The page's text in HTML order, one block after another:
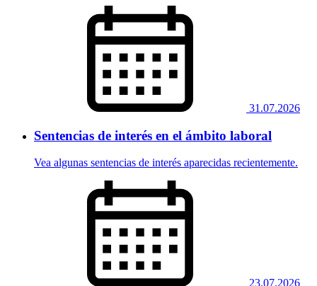
31.07.2026
Sentencias de interés en el ámbito laboral
Vea algunas sentencias de interés aparecidas recientemente.
23.07.2026